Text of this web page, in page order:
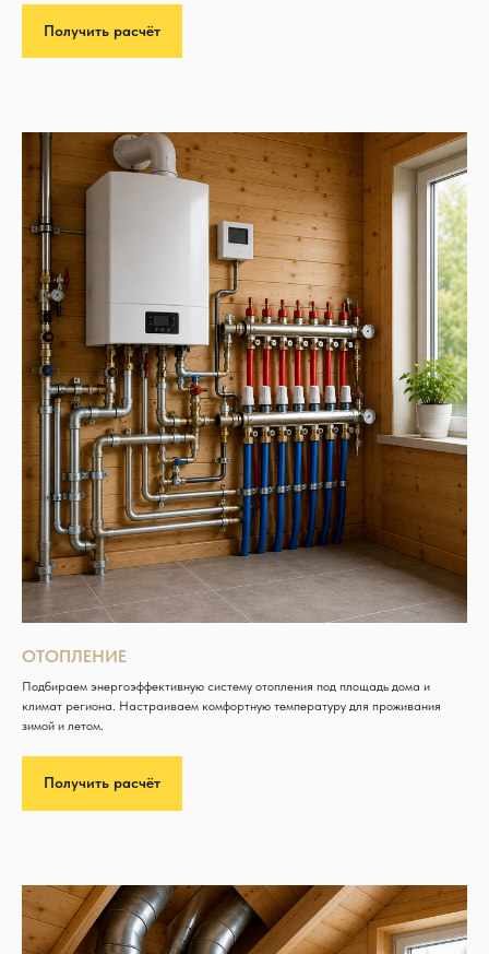
Получить расчёт
ОТОПЛЕНИЕ
Подбираем энергоэффективную систему отопления под площадь дома и
климат региона. Настраиваем комфортную температуру для проживания
зимой и летом.
Получить расчёт